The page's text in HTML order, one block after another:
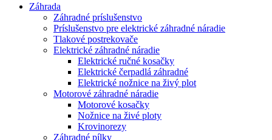
Záhrada
Záhradné príslušenstvo
Príslušenstvo pre elektrické záhradné náradie
Tlakové postrekovače
Elektrické záhradné náradie
Elektrické ručné kosačky
Elektrické čerpadlá záhradné
Elektrické nožnice na živý plot
Motorové záhradné náradie
Motorové kosačky
Nožnice na živé ploty
Krovinorezy
Záhradné pílky